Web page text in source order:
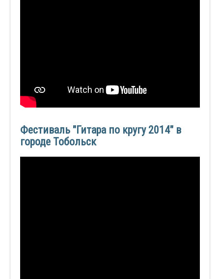
Фестиваль "Гитара по кругу 2014" в
городе Тобольск